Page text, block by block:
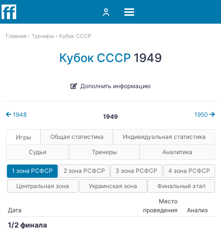
Главная Турниры Кубок СССР
Кубок СССР 1949
Дополнить информацию
1948 1950
1949
Игры Общая статистика Индивидуальная статистика
Судьи Тренеры Аналитика
1 зона РСФСР 2 зона РСФСР 3 зона РСФСР 4 зона РСФСР
Центральная зона Украинская зона Финальный этап
Дата
Место
проведения
Анализ
1/2 финала